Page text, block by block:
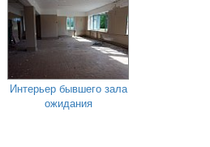
Интерьер бывшего зала
ожидания